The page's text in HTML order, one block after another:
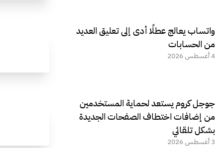
واتساب يعالج عطلًا أدى إلى تعليق العديد
من الحسابات
4 أغسطس 2026
جوجل كروم يستعد لحماية المستخدمين
من إضافات اختطاف الصفحات الجديدة
بشكل تلقائي
3 أغسطس 2026